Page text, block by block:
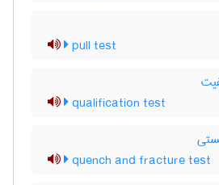
pull test
qualification test
quench and fracture test